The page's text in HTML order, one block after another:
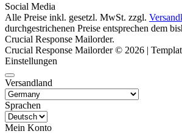
Social Media
Alle Preise inkl. gesetzl. MwSt. zzgl.
durchgestrichenen Preise entsprechen dem
Crucial Response Mailorder.
Crucial Response Mailorder © 2026 |
Einstellungen
Versandland
Sprachen
Mein Konto